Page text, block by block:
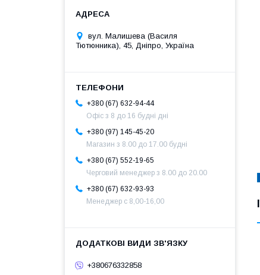
вул. Малишева (Василя
Тютюнника), 45, Дніпро, Україна
+380 (67) 632-94-44
Офіс з 8 до 16 будні дні
+380 (97) 145-45-20
Магазин з 8.00 до 17.00 будні
+380 (67) 552-19-65
Черговий менеджер з 8.00 до 20.00
+380 (67) 632-93-93
Менеджер с 8,00-16,00
+380676332858